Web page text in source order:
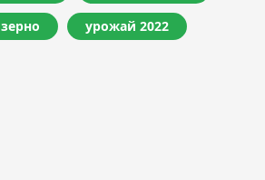
зерно урожай 2022